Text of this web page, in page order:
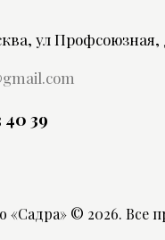
ул Профсоюзная,
40 39
«Садра» © 2026. Все